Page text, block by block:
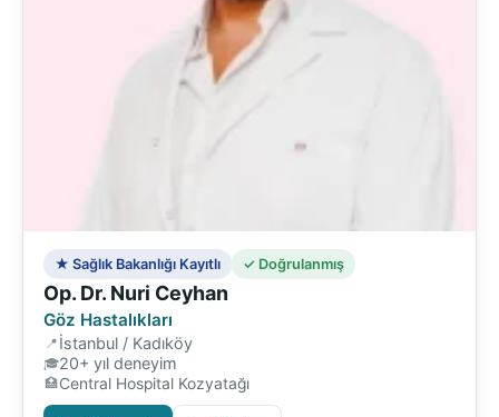
★ Sağlık Bakanlığı Kayıtlı ✓ Doğrulanmış
Op. Dr. Nuri Ceyhan
Göz Hastalıkları
İstanbul / Kadıköy
20+ yıl deneyim
Central Hospital Kozyatağı